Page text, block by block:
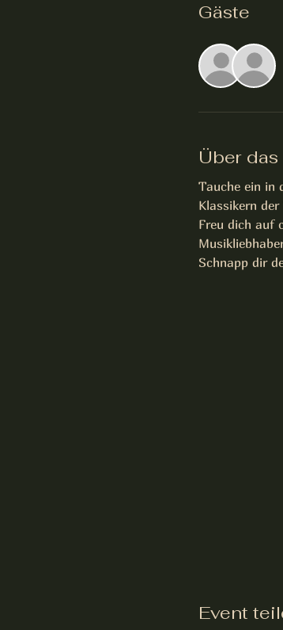
Gäste
Über das
Tauche ein in
Klassikern
Freu dich auf
Schnapp dir
Event